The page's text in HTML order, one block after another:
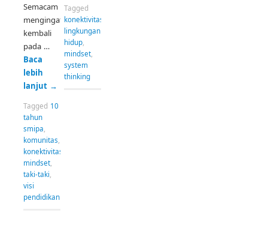
Semacam
mengingatkan
kembali
pada …
Baca
lebih
lanjut →
Tagged 10
tahun
smipa
komunitas
konektivitas
mindset
taki-taki
visi
pendidikan
Tagged
konektivitas
lingkungan
hidup,
mindset,
system
thinking